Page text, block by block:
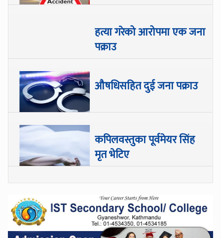
हत्या गरेको आरोपमा एक जना
पक्राउ
औषधिसहित दुई जना पक्राउ
कपिलवस्तुका पूर्वमेयर सिंह
मृत भेटिए